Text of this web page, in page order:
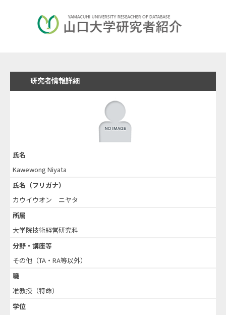
研究者情報詳細
氏名
Kawewong Niyata
氏名（フリガナ）
カウイウオン ニヤタ
所属
大学院技術経営研究科
分野・講座等
その他（TA・RA等以外）
職
准教授（特命）
学位